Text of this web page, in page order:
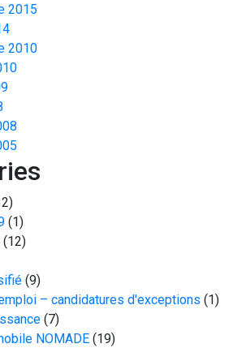
2015
2010
(1)
(12)
(9)
– candidatures d'exceptions (1)
(7)
NOMADE (19)